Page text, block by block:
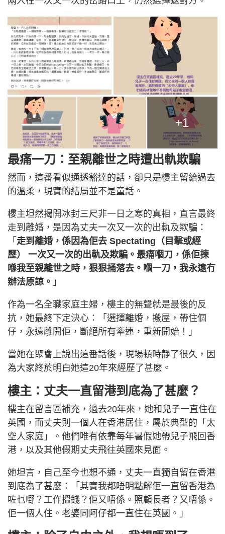
+1
最痛一刀：至親離世之時遭出軌欺騙
然而，這番看似通透豁達的話，卻只是樓主留給過去
的溫柔，現實的結局並不是童話。
樓主坦然揭開冰封三尺非一日之寒的真相，直言最終
走到離婚，是因為丈夫一次又一次的出軌及欺騙：
「 走到離婚，係因為佢去 Spectating（目擊或經
歷） 一次又一次的出軌及欺騙。最痛嗰刀，係佢揀
喺我至親離世之時，狠狠捅落去。嗰一刀，我永遠冇
辦法原諒。 」
作為一名全職家庭主婦，樓主的無聲就是最後的反
抗，她最終下定決心：「選擇離婚，搬屋，帶住個
仔，永遠離開佢，斷絕所有牽連，重新開始！」
當她在聚會上說出這番話後，現場頓時靜了很久，因
為大家終於明白她這20年來經歷了甚麼。
樓主：丈夫一直留港到底為了甚麼？
樓主在留言區補充，過去20年來，她和兒子一直住在
英國，而丈夫則一個人在香港居住，屬於典型的「太
空人家庭」。他們唯有依靠每年暑假她帶兒子飛回香
港，以及其他假期丈夫飛往英國來見面。
她坦言，自己至今也想不通，丈夫一直獨自留在香港
到底為了甚麼：「其實我都唔明點解佢一直留香港為
咗乜嘢？工作搵錢？佢又唔係。照顧長者？又唔係。
佢一個人住。老婆同阿仔都一直住在英國。」